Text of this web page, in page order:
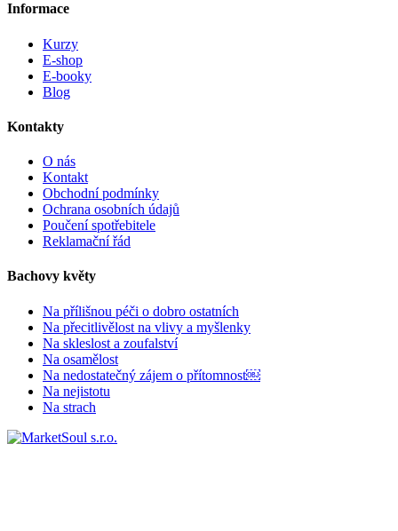
Informace
Kurzy
E-shop
E-booky
Blog
Kontakty
O nás
Kontakt
Obchodní podmínky
Ochrana osobních údajů
Poučení spotřebitele
Reklamační řád
Bachovy květy
Na přílišnou péči o dobro ostatních
Na přecitlivělost na vlivy a myšlenky
Na skleslost a zoufalství
Na osamělost
Na nedostatečný zájem o přítomnost￼
Na nejistotu
Na strach